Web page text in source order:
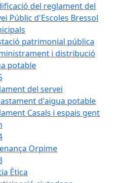
del reglament del
Públic d'Escoles Bressol
patrimonial pública
i distribució
potable
del servei
d'aigua potable
Casals i espais gent
Orpime
Ètica